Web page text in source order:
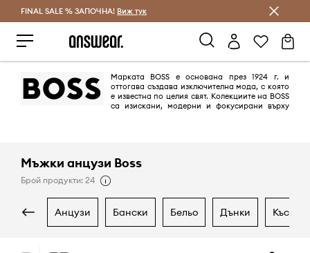
Спестявай с Answear Club
FINAL SALE % ЗАПОЧНА! Виж тук
Марката BOSS е основана през 1924 г. и
оттогава създава изключителна мода, с която
е известна по целия свят. Колекциите на BOSS
са изискани, модерни и фокусирани върху
Мъжки анцузи Boss
Брой продукти: 24
анцузи бански бельо дънки къси